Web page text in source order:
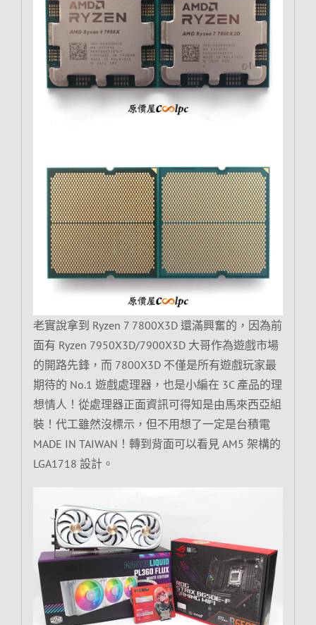
老實說拿到 Ryzen 7 7800X3D 還滿興奮的，因為前
面有 Ryzen 7950X3D/7900X3D 大哥作為遊戲市場
的開路先鋒，而 7800X3D 不僅是所有遊戲玩家最
期待的 No.1 遊戲處理器，也是小編在 3C 產品的理
想情人！從處理器正面資訊可得知是由馬來西亞組
裝！代工雖然沒標示，但不用想了一定是台積電
MADE IN TAIWAN！轉到背面可以看見 AM5 架構的
LGA1718 設計。